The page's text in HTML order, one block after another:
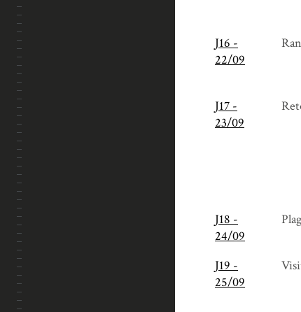
J16 -
22/09
J17 -
23/09
J18 -
24/09
J19 -
25/09